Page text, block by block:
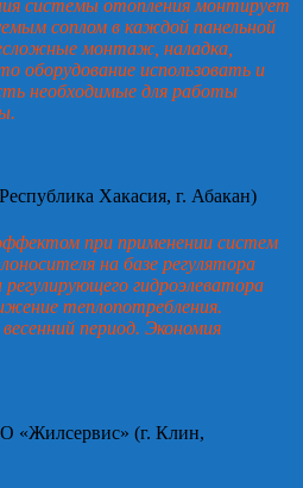
системы отопления монтирует
соплом в каждой панельной
монтаж, наладка,
оборудование использовать и
необходимые для работы
Хакасия, г. Абакан)
при применении систем
на базе регулятора
гидроэлеватора
теплопотребления.
период. Экономия
«Жилсервис» (г. Клин,